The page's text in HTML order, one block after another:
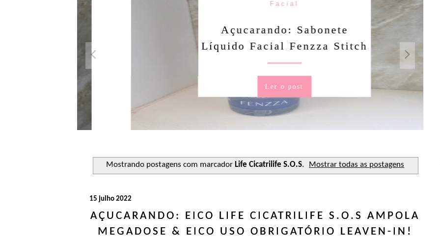
Açucarando: Sabonete
Líquido Facial Fenzza Stitch
Ler o post
Mostrando postagens com marcador Life Cicatrilife S.O.S. Mostrar todas as postagens
15 julho 2022
AÇUCARANDO: EICO LIFE CICATRILIFE S.O.S AMPOLA
MEGADOSE & EICO USO OBRIGATÓRIO LEAVEN-IN!